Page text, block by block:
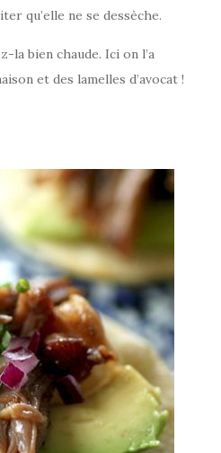
qu’elle ne se dessèche.
la bien chaude. Ici on l’a
et des lamelles d’avocat !